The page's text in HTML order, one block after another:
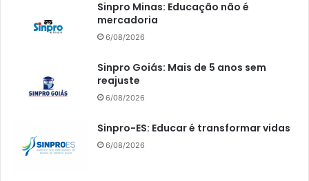
Sinpro Minas: Educação não é
mercadoria
6/08/2026
Sinpro Goiás: Mais de 5 anos sem
reajuste
6/08/2026
Sinpro-ES: Educar é transformar vidas
6/08/2026